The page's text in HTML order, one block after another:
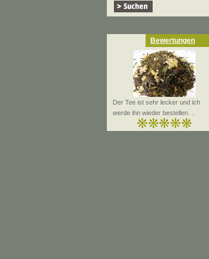
Bewertungen
Der Tee ist sehr lecker und ich
werde ihn wieder bestellen. ..